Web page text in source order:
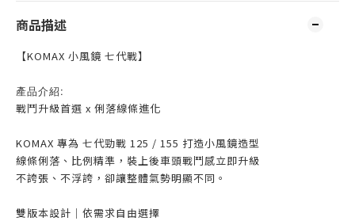
商品描述
【KOMAX 小風鏡 七代戰】
產品介紹:
戰鬥升級首選 x 俐落線條進化
KOMAX 專為 七代勁戰 125 / 155 打造小風鏡造型
線條俐落、比例精準，裝上後車頭戰鬥感立即升級
不誇張、不浮誇，卻讓整體氣勢明顯不同。
雙版本設計｜依需求自由選擇